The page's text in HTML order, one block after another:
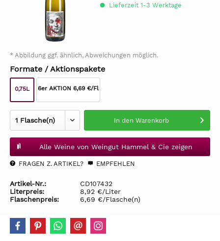
Lieferzeit 1-3 Werktage
* Abbildung ggf. ähnlich, Abweichungen möglich.
Formate / Aktionspakete
0,75L 6er AKTION 6,69 €/Fl
In den Warenkorb
Alle Weine von Weingut Hammel & Cie zeigen
FRAGEN Z. ARTIKEL? EMPFEHLEN
Artikel-Nr.:
CD107432
Literpreis:
8,92 €/Liter
Flaschenpreis:
6,69 €/Flasche(n)